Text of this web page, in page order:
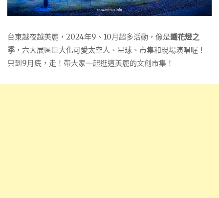
台東越夜越美麗，2024年9、10月超多活動，像是鐵花燈之
季 ，六大展區巨大化可愛太空人、星球、市集和現場演唱喔！
只到9月底，走！帶大家一起逛這美麗的文創市集！